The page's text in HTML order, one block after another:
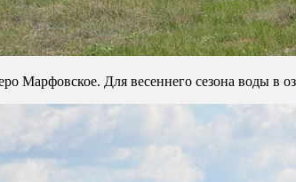
Марфовское. Для весеннего сезона воды в